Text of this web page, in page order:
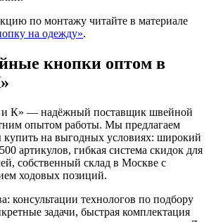
по монтажу читайте в материале
на одежду».
кнопки оптом в
и К» — надёжный поставщик швейной
опытом работы. Мы предлагаем
на выгодных условиях: широкий
артикулов, гибкая система скидок для
собственный склад в Москве с
ходовых позиций.
консультации технологов по подбору
задачи, быстрая комплектация